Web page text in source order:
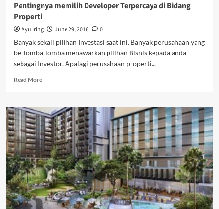
Pentingnya memilih Developer Terpercaya di Bidang
Properti
Ayu Iring June 29, 2016
0
Banyak sekali pilihan Investasi saat ini. Banyak perusahaan yang
berlomba-lomba menawarkan pilihan Bisnis kepada anda
sebagai Investor. Apalagi perusahaan properti...
Read MoreRead
Pentingnya
memilih
Developer
Terpercaya
di
Bidang
Properti